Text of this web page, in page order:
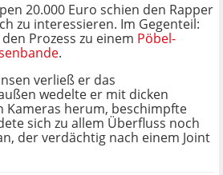
20.000 Euro schien den Rapper
zu interessieren. Im Gegenteil:
Prozess zu einem Pöbel-
.
verließ er das
wedelte er mit dicken
Kameras herum, beschimpfte
sich zu allem Überfluss noch
der verdächtig nach einem Joint